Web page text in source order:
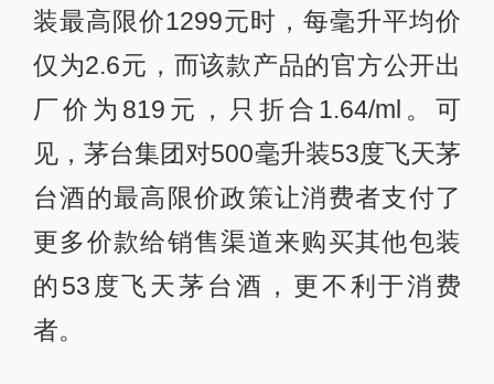
装最高限价1299元时，每毫升平均价
仅为2.6元，而该款产品的官方公开出
厂价为819元，只折合1.64/ml。可
见，茅台集团对500毫升装53度飞天茅
台酒的最高限价政策让消费者支付了
更多价款给销售渠道来购买其他包装
的53度飞天茅台酒，更不利于消费
者。